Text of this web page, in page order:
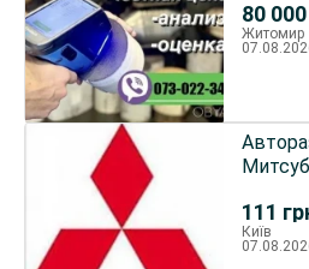
80 000
Житомир
111
Київ